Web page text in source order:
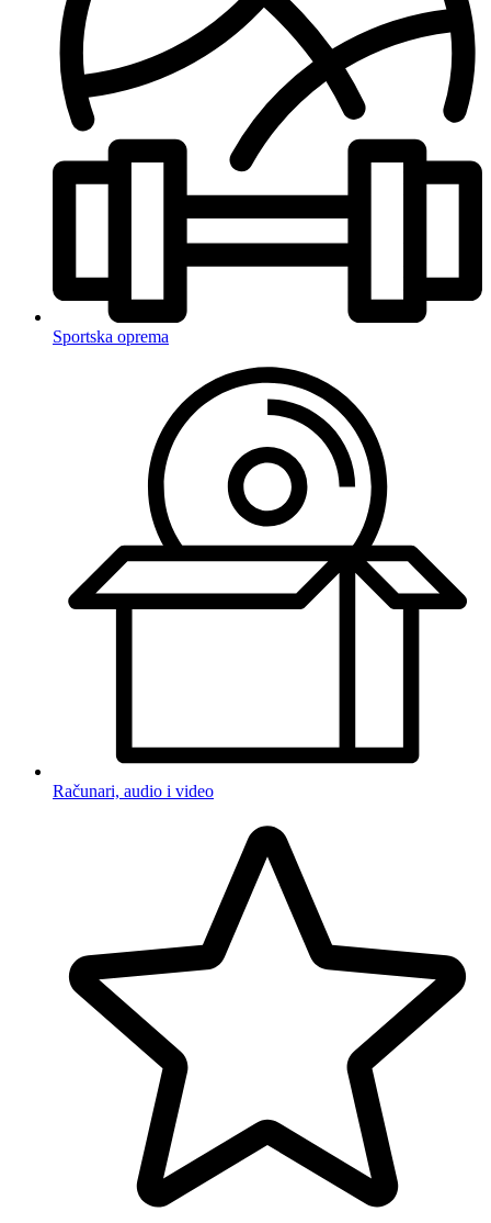
Sportska oprema
Računari, audio i video